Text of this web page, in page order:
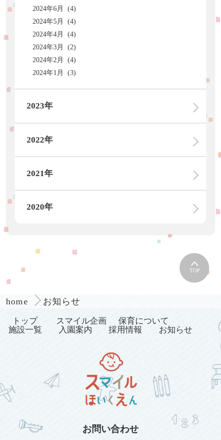
2024年6月 (4)
2024年5月 (4)
2024年4月 (4)
2024年3月 (2)
2024年2月 (4)
2024年1月 (3)
2023年
2022年
2021年
2020年
TOP
home お知らせ
トップ スマイル企画
保育について
施設一覧
入園案内 採用情報 お知らせ
お問い合わせ